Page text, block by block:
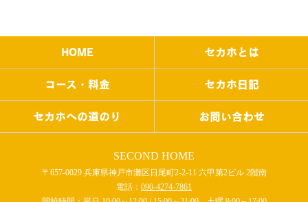
HOME セカホとは
コース・料金 セカホ日記
セカホへの道のり お問い合わせ
SECOND HOME
〒657-0029 兵庫県神戸市灘区日尾町2-2-11 六甲第2ビル 2階南
電話： 090-4274-7861